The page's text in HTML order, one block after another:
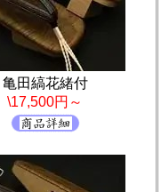
亀田縞花緒付
\17,500円～